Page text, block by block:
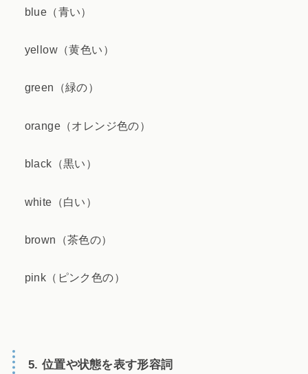
blue（青い）
yellow（黄色い）
green（緑の）
orange（オレンジ色の）
black（黒い）
white（白い）
brown（茶色の）
pink（ピンク色の）
5. 位置や状態を表す形容詞